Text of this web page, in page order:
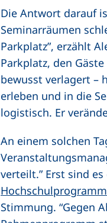
Die Antwort darauf
Seminarräumen
Parkplatz”, erzählt
Parkplatz, den
bewusst verlagert –
erleben und in die
logistisch. Er
An einem solchen
verteilt.” Erst sind
Hochschulprogramm
Stimmung. “Gegen